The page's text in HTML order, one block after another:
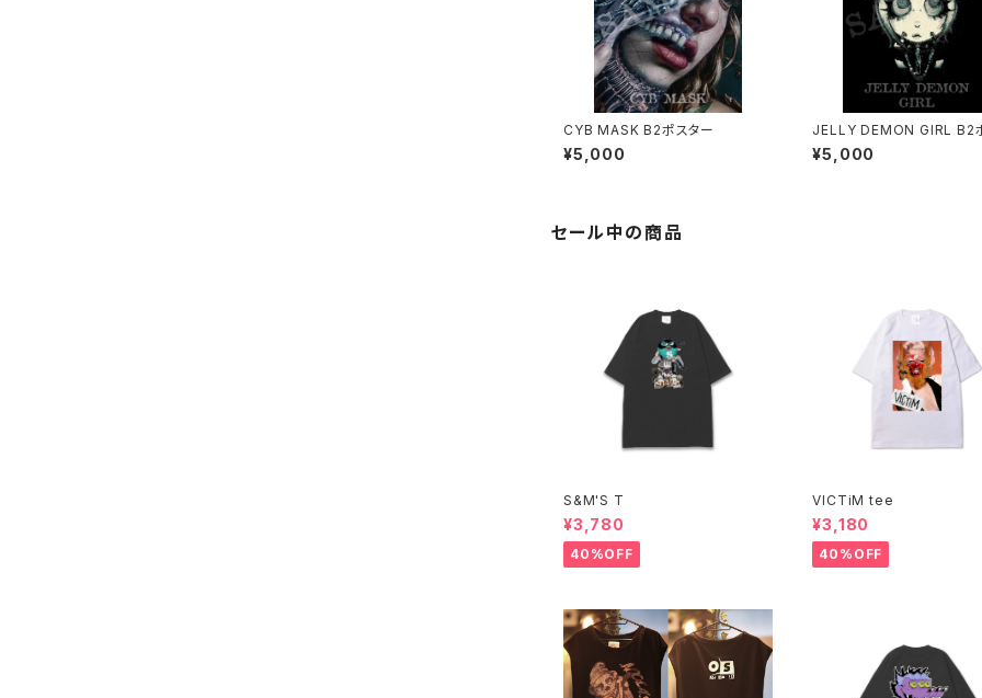
CYB MASK B2ポスター
¥5,000
JELLY DEMON GIRL B2
ー
¥5,000
セール中の商品
S&M'S T
¥3,780
40%OFF
VICTiM tee
¥3,180
40%OFF